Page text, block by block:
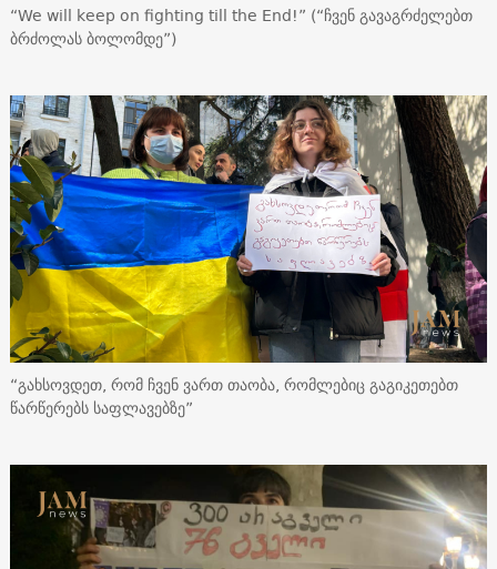
“We will keep on fighting till the End!” (“ჩვენ გავაგრძელებთ
ბრძოლას ბოლომდე”)
“გახსოვდეთ, რომ ჩვენ ვართ თაობა, რომლებიც გაგიკეთებთ
წარწერებს საფლავებზე”